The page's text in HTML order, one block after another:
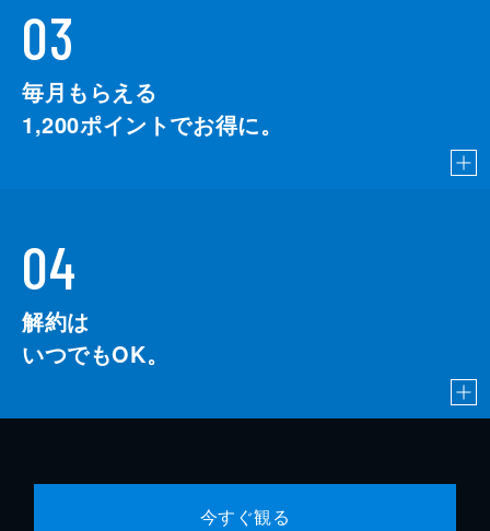
03
毎月もらえる
1,200ポイントでお得に。
04
解約は
いつでもOK。
今すぐ観る